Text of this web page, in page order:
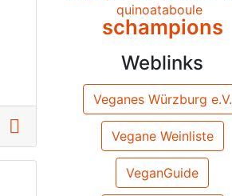
quinoataboule
schampions
Weblinks
Veganes Würzburg e.V.
Vegane Weinliste
VeganGuide